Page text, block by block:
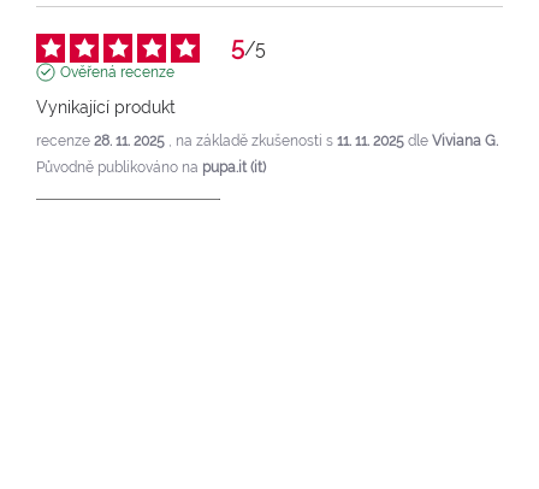
5/5
Ověřená recenze
Vynikající produkt
recenze 28. 11. 2025 , na základě zkušenosti s 11. 11. 2025 dle Viviana G.
Původně publikováno na pupa.it (it)